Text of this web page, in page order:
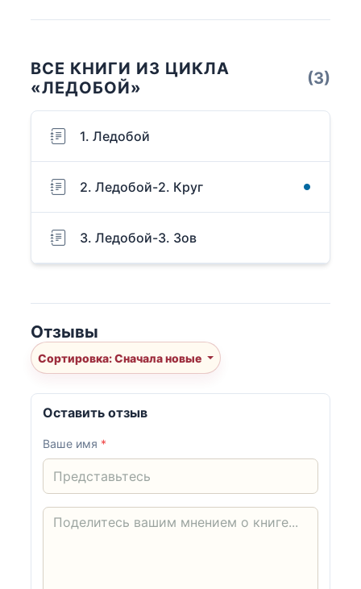
ВСЕ КНИГИ ИЗ ЦИКЛА
«ЛЕДОБОЙ»
(3)
1. Ледобой
2. Ледобой-2. Круг
3. Ледобой-3. Зов
Отзывы
Сортировка: Сначала новые
Оставить отзыв
Ваше имя *